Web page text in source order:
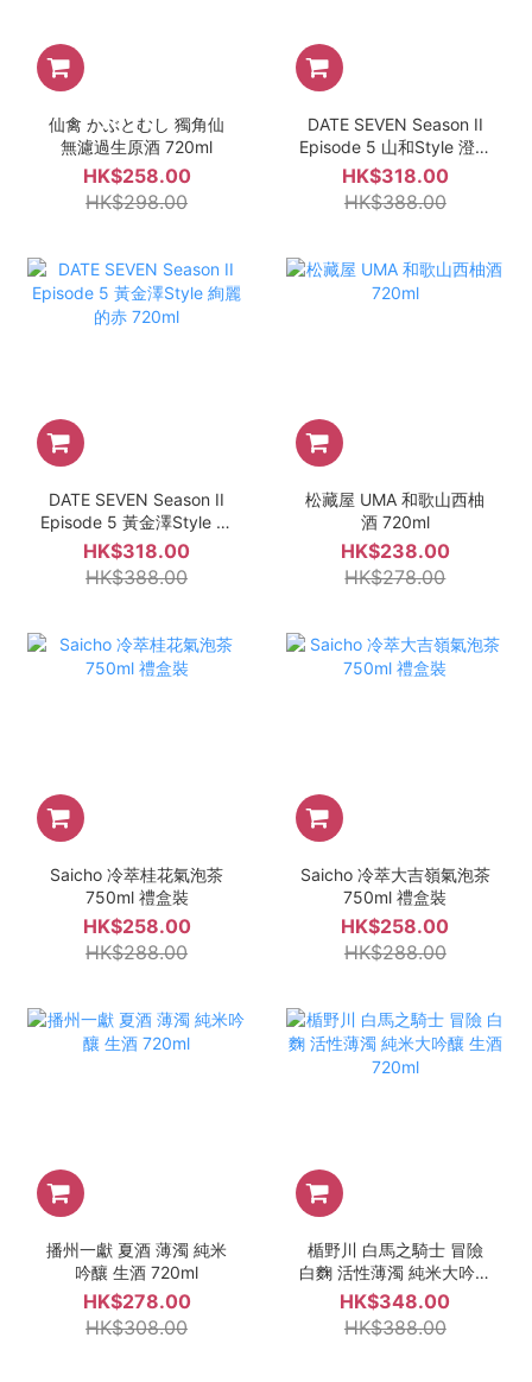
仙禽 かぶとむし 獨角仙
無濾過生原酒 720ml
HK$258.00
HK$298.00
DATE SEVEN Season II
Episode 5 山和Style 澄淨
的白 720ml
HK$318.00
HK$388.00
DATE SEVEN Season II
Episode 5 黃金澤Style 絢
麗的赤 720ml
HK$318.00
HK$388.00
松藏屋 UMA 和歌山西柚
酒 720ml
HK$238.00
HK$278.00
Saicho 冷萃桂花氣泡茶
750ml 禮盒裝
HK$258.00
HK$288.00
Saicho 冷萃大吉嶺氣泡茶
750ml 禮盒裝
HK$258.00
HK$288.00
播州一獻 夏酒 薄濁 純米
吟釀 生酒 720ml
HK$278.00
HK$308.00
楯野川 白馬之騎士 冒險
白麴 活性薄濁 純米大吟釀
生酒 720ml
HK$348.00
HK$388.00